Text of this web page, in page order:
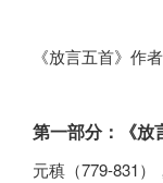
《放言五首》作
第一部分：《放
元稹（779-831